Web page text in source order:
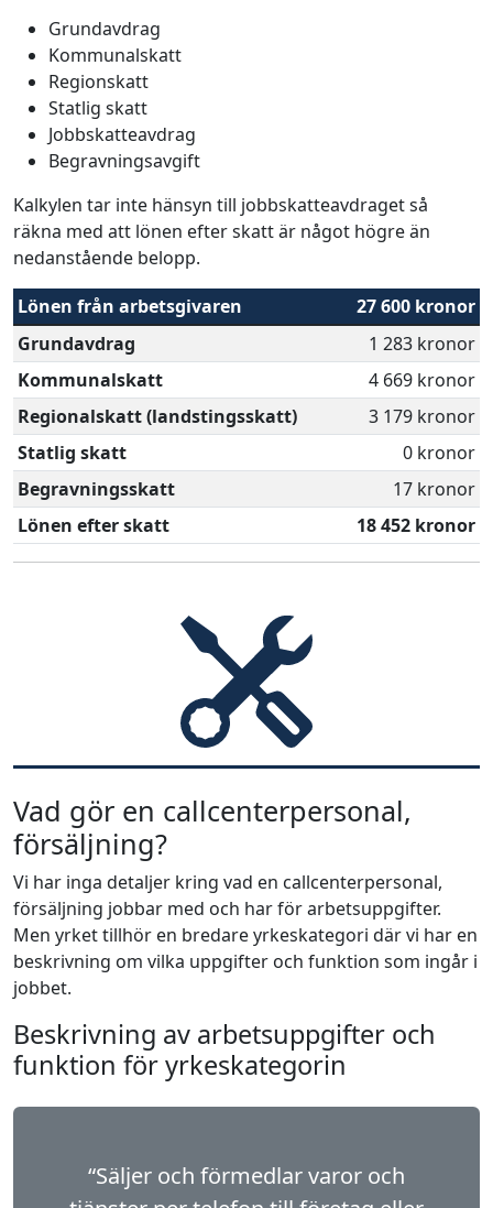
Grundavdrag
Kommunalskatt
Regionskatt
Statlig skatt
Jobbskatteavdrag
Begravningsavgift
Kalkylen tar inte hänsyn till jobbskatteavdraget så
räkna med att lönen efter skatt är något högre än
nedanstående belopp.
Lönen från arbetsgivaren
27 600 kronor
Grundavdrag
1 283 kronor
Kommunalskatt
4 669 kronor
Regionalskatt (landstingsskatt)
3 179 kronor
Statlig skatt
0 kronor
Begravningsskatt
17 kronor
Lönen efter skatt
18 452 kronor
Vad gör en callcenterpersonal,
försäljning?
Vi har inga detaljer kring vad en callcenterpersonal,
försäljning jobbar med och har för arbetsuppgifter.
Men yrket tillhör en bredare yrkeskategori där vi har en
beskrivning om vilka uppgifter och funktion som ingår i
jobbet.
Beskrivning av arbetsuppgifter och
funktion för yrkeskategorin
“Säljer och förmedlar varor och